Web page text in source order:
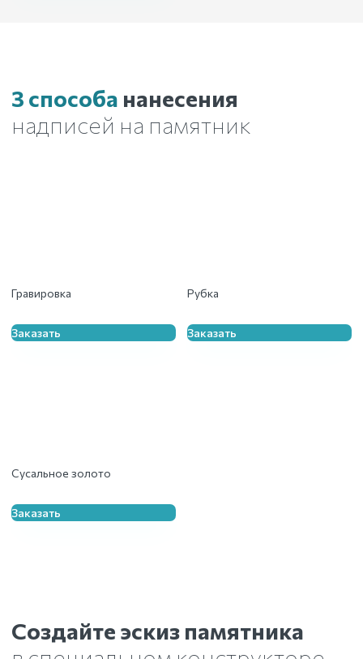
3 способа нанесения
надписей на памятник
Гравировка
Заказать
Рубка
Заказать
Сусальное золото
Заказать
Создайте эскиз памятника